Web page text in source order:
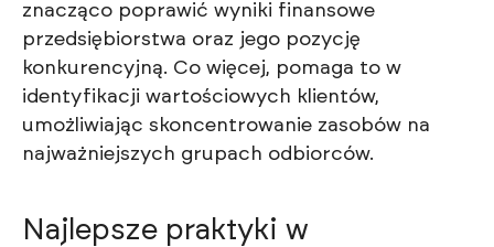
znacząco poprawić wyniki finansowe
przedsiębiorstwa oraz jego pozycję
konkurencyjną. Co więcej, pomaga to w
identyfikacji wartościowych klientów,
umożliwiając skoncentrowanie zasobów na
najważniejszych grupach odbiorców.
Najlepsze praktyki w